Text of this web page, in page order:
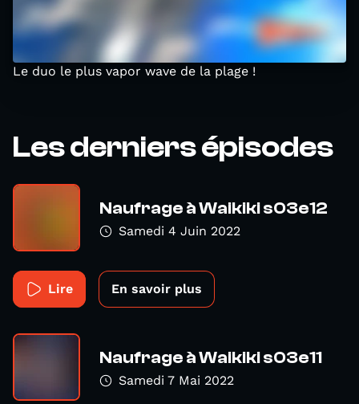
Le duo le plus vapor wave de la plage !
Les derniers épisodes
Naufrage à Waikiki s03e12
Samedi 4 Juin 2022
Lire En savoir plus
Naufrage à Waikiki s03e11
Samedi 7 Mai 2022